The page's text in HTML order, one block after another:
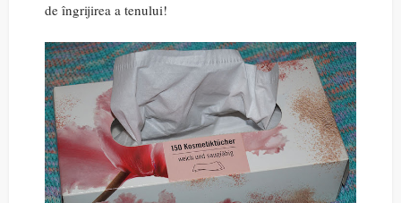
de îngrijirea a tenului!